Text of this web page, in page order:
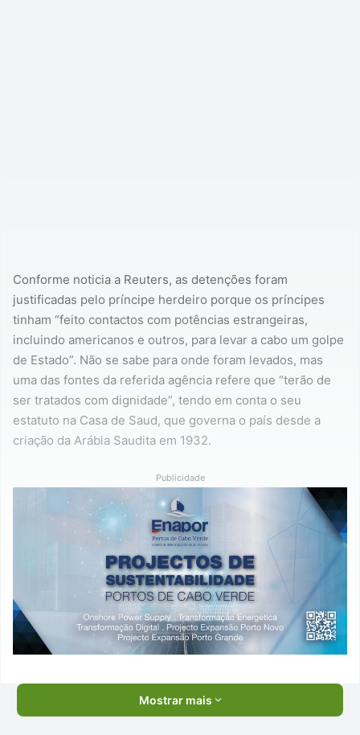
Conforme noticia a Reuters, as detenções foram
justificadas pelo príncipe herdeiro porque os príncipes
tinham “feito contactos com potências estrangeiras,
incluindo americanos e outros, para levar a cabo um golpe
de Estado”. Não se sabe para onde foram levados, mas
uma das fontes da referida agência refere que “terão de
ser tratados com dignidade”, tendo em conta o seu
estatuto na Casa de Saud, que governa o país desde a
criação da Arábia Saudita em 1932.
Publicidade
Mostrar mais